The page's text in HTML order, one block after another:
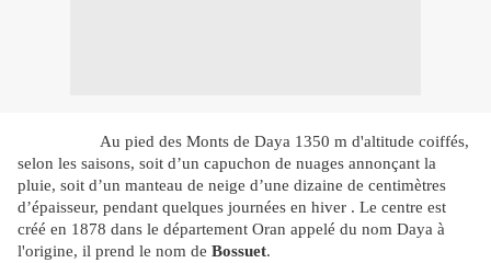
Au pied des Monts de Daya 1350 m d'altitude coiffés,
selon les saisons, soit d’un capuchon de nuages annonçant la
pluie, soit d’un manteau de neige d’une dizaine de centimètres
d’épaisseur, pendant quelques journées en hiver . Le centre est
créé en 1878 dans le département Oran appelé du nom Daya à
l'origine, il prend le nom de Bossuet.